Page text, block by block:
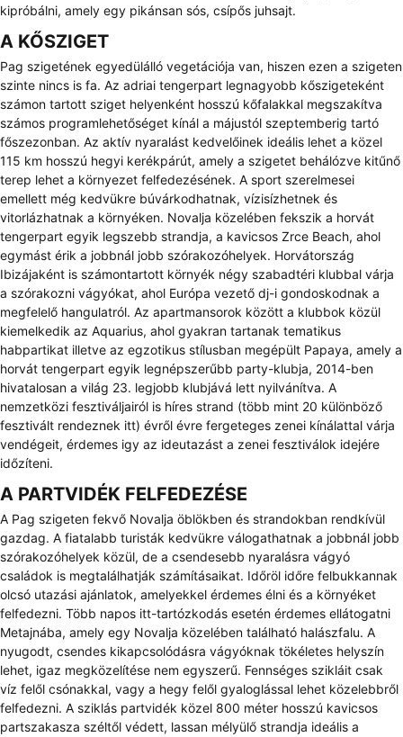
kipróbálni, amely egy pikánsan sós, csípős juhsajt.
A KŐSZIGET
Pag szigetének egyedülálló vegetációja van, hiszen ezen a szigeten
szinte nincs is fa. Az adriai tengerpart legnagyobb kőszigeteként
számon tartott sziget helyenként hosszú kőfalakkal megszakítva
számos programlehetőséget kínál a májustól szeptemberig tartó
főszezonban. Az aktív nyaralást kedvelőinek ideális lehet a közel
115 km hosszú hegyi kerékpárút, amely a szigetet behálózve kitűnő
terep lehet a környezet felfedezésének. A sport szerelmesei
emellett még kedvükre búvárkodhatnak, vízisízhetnek és
vitorlázhatnak a környéken. Novalja közelében fekszik a horvát
tengerpart egyik legszebb strandja, a kavicsos Zrce Beach, ahol
egymást érik a jobbnál jobb szórakozóhelyek. Horvátország
Ibizájaként is számontartott környék négy szabadtéri klubbal várja
a szórakozni vágyókat, ahol Európa vezető dj-i gondoskodnak a
megfelelő hangulatról. Az apartmansorok között a klubbok közül
kiemelkedik az Aquarius, ahol gyakran tartanak tematikus
habpartikat illetve az egzotikus stílusban megépült Papaya, amely a
horvát tengerpart egyik legnépszerűbb party-klubja, 2014-ben
hivatalosan a világ 23. legjobb klubjává lett nyilvánítva. A
nemzetközi fesztiváljairól is híres strand (több mint 20 különböző
fesztivált rendeznek itt) évről évre fergeteges zenei kínálattal várja
vendégeit, érdemes igy az ideutazást a zenei fesztiválok idejére
időzíteni.
A PARTVIDÉK FELFEDEZÉSE
A Pag szigeten fekvő Novalja öblökben és strandokban rendkívül
gazdag. A fiatalabb turisták kedvükre válogathatnak a jobbnál jobb
szórakozóhelyek közül, de a csendesebb nyaralásra vágyó
családok is megtalálhatják számításaikat. Időröl időre felbukkannak
olcsó utazási ajánlatok, amelyekkel érdemes élni és a környéket
felfedezni. Több napos itt-tartózkodás esetén érdemes ellátogatni
Metajnába, amely egy Novalja közelében található halászfalu. A
nyugodt, csendes kikapcsolódásra vágyóknak tökéletes helyszín
lehet, igaz megközelítése nem egyszerű. Fennséges szikláit csak
víz felől csónakkal, vagy a hegy felől gyaloglással lehet közelebbről
felfedezni. A sziklás partvidék közel 800 méter hosszú kavicsos
partszakasza széltől védett, lassan mélyülő strandja ideális a